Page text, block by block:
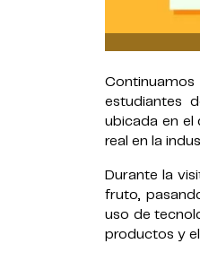
estudiantes
ubicada en el
real en la
Durante la
fruto,
uso de
productos y